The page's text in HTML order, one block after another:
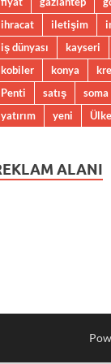
ihracat
iletişim
iş dünyası
kayseri
kobiler
konya
Penti
satış soma
yatırım
yeni
ALANI